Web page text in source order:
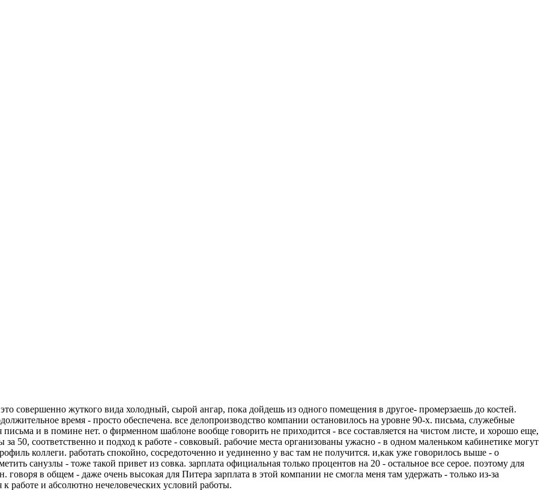
совершенно жуткого вида холодный, сырой ангар, пока дойдешь из одного помещения в другое- промерзаешь до костей.
время - просто обеспечена. все делопроизводство компании остановилось на уровне 90-х. письма, служебные
и в помине нет. о фирменном шаблоне вообще говорить не приходится - все составляется на чистом листе, и хорошо еще,
50, соответственно и подход к работе - совковый. рабочие места организованы ужасно - в одном маленьком кабинетике могут
коллеги. работать спокойно, сосредоточенно и уединенно у вас там не получится. и,как уже говорилось выше - о
санузлы - тоже такой привет из совка. зарплата официальная только процентов на 20 - остальное все серое. поэтому для
в общем - даже очень высокая для Питера зарплата в этой компании не смогла меня там удержать - только из-за
работе и абсолютно нечеловеческих условий работы.